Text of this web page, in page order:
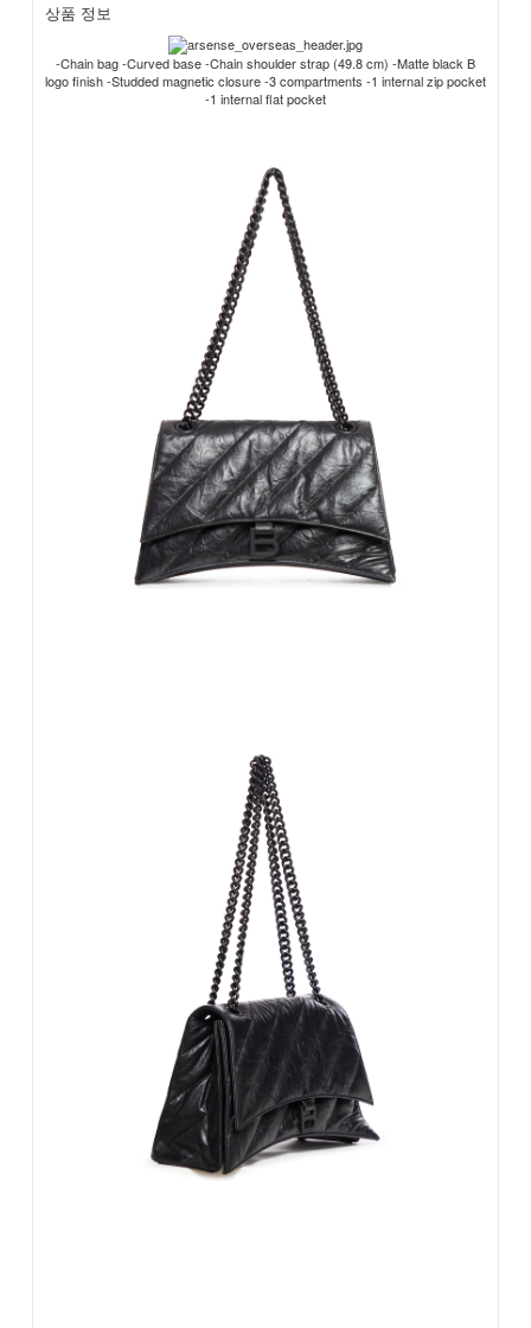
상품 정보
-Chain bag -Curved base -Chain shoulder strap (49.8 cm) -Matte black B
logo finish -Studded magnetic closure -3 compartments -1 internal zip pocket
-1 internal flat pocket